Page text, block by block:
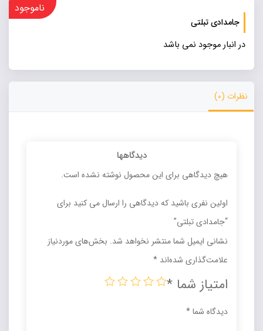
جامدادی تبلتی
ناموجود
در انبار موجود نمی باشد
نظرات (0)
دیدگاهها
هیچ دیدگاهی برای این محصول نوشته نشده است.
اولین نفری باشید که دیدگاهی را ارسال می کنید برای
“جامدادی تبلتی”
نشانی ایمیل شما منتشر نخواهد شد. بخش‌های موردنیاز
علامت‌گذاری شده‌اند *
امتیاز شما *
دیدگاه شما*